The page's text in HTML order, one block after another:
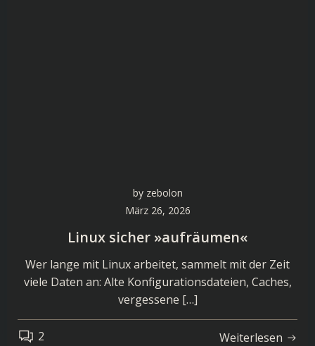
by zebolon
März 26, 2026
Linux sicher »aufräumen«
Wer lange mit Linux arbeitet, sammelt mit der Zeit
viele Daten an: Alte Konfigurationsdateien, Caches,
vergessene […]
2 Weiterlesen